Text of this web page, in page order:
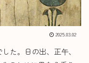
2025.03.02
た。日の出、正午、